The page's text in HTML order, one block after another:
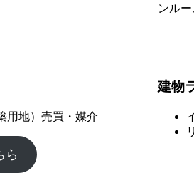
ンル
用地）売買・媒介
ら
建物